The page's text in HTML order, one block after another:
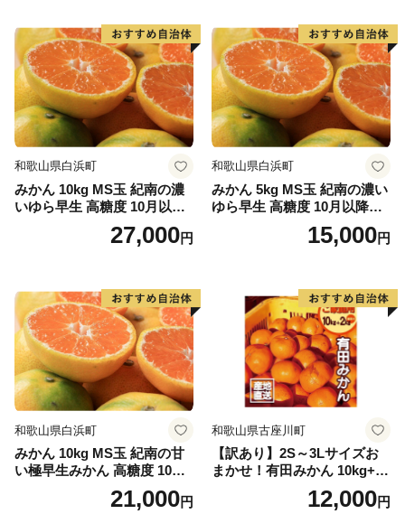
和歌山県白浜町
みかん 10kg MS玉 紀南の濃
いゆら早生 高糖度 10月以降
発送 マルチ被覆栽培27,000円
和歌山県白浜町
みかん 5kg MS玉 紀南の濃い
ゆら早生 高糖度 10月以降発
送 マルチ被覆栽培15,000円
和歌山県白浜町
みかん 10kg MS玉 紀南の甘
い極早生みかん 高糖度 10月
以降発送 マルチ被覆栽培
21,000円
和歌山県古座川町
【訳あり】2S～3Lサイズお
まかせ！有田みかん 10kg+2k
g保証分 11月から12月下旬ま
でに順次発送致します。 / 訳
12,000円